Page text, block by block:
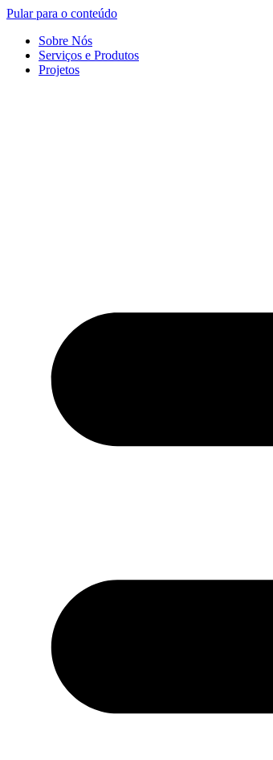
Pular para o conteúdo
Sobre Nós
Serviços e Produtos
Projetos